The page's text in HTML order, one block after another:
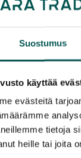
Suostumus
käyttää
evästeitä
tietoja
heille tai joita